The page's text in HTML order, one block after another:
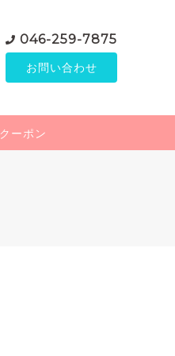
046-259-7875
お問い合わせ
クーポン